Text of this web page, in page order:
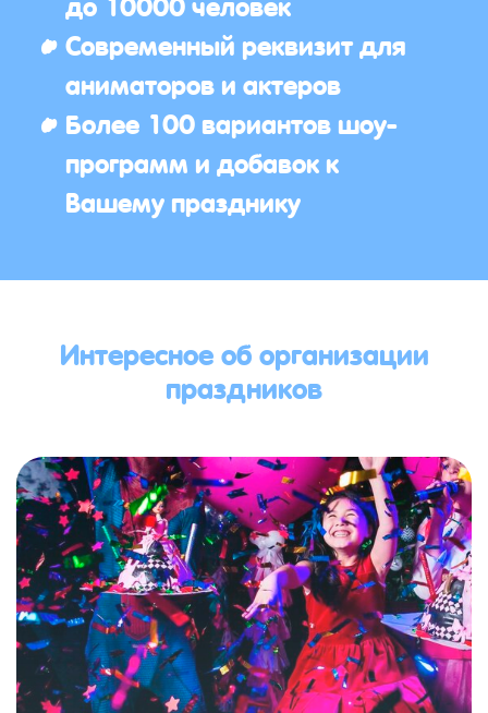
Современный реквизит для
аниматоров и актеров
Более 100 вариантов шоу-
программ и добавок к
Вашему празднику
Интересное об организации
праздников